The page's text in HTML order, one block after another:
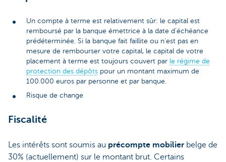
Un compte à terme est relativement sûr: le capital est
remboursé par la banque émettrice à la date d'échéance
prédéterminée. Si la banque fait faillite ou n'est pas en
mesure de rembourser votre capital, le capital de votre
placement à terme est toujours couvert par le régime de
protection des dépôts pour un montant maximum de
100.000 euros par personne et par banque.
Risque de change
Fiscalité
Les intérêts sont soumis au précompte mobilier belge de
30% (actuellement) sur le montant brut. Certains